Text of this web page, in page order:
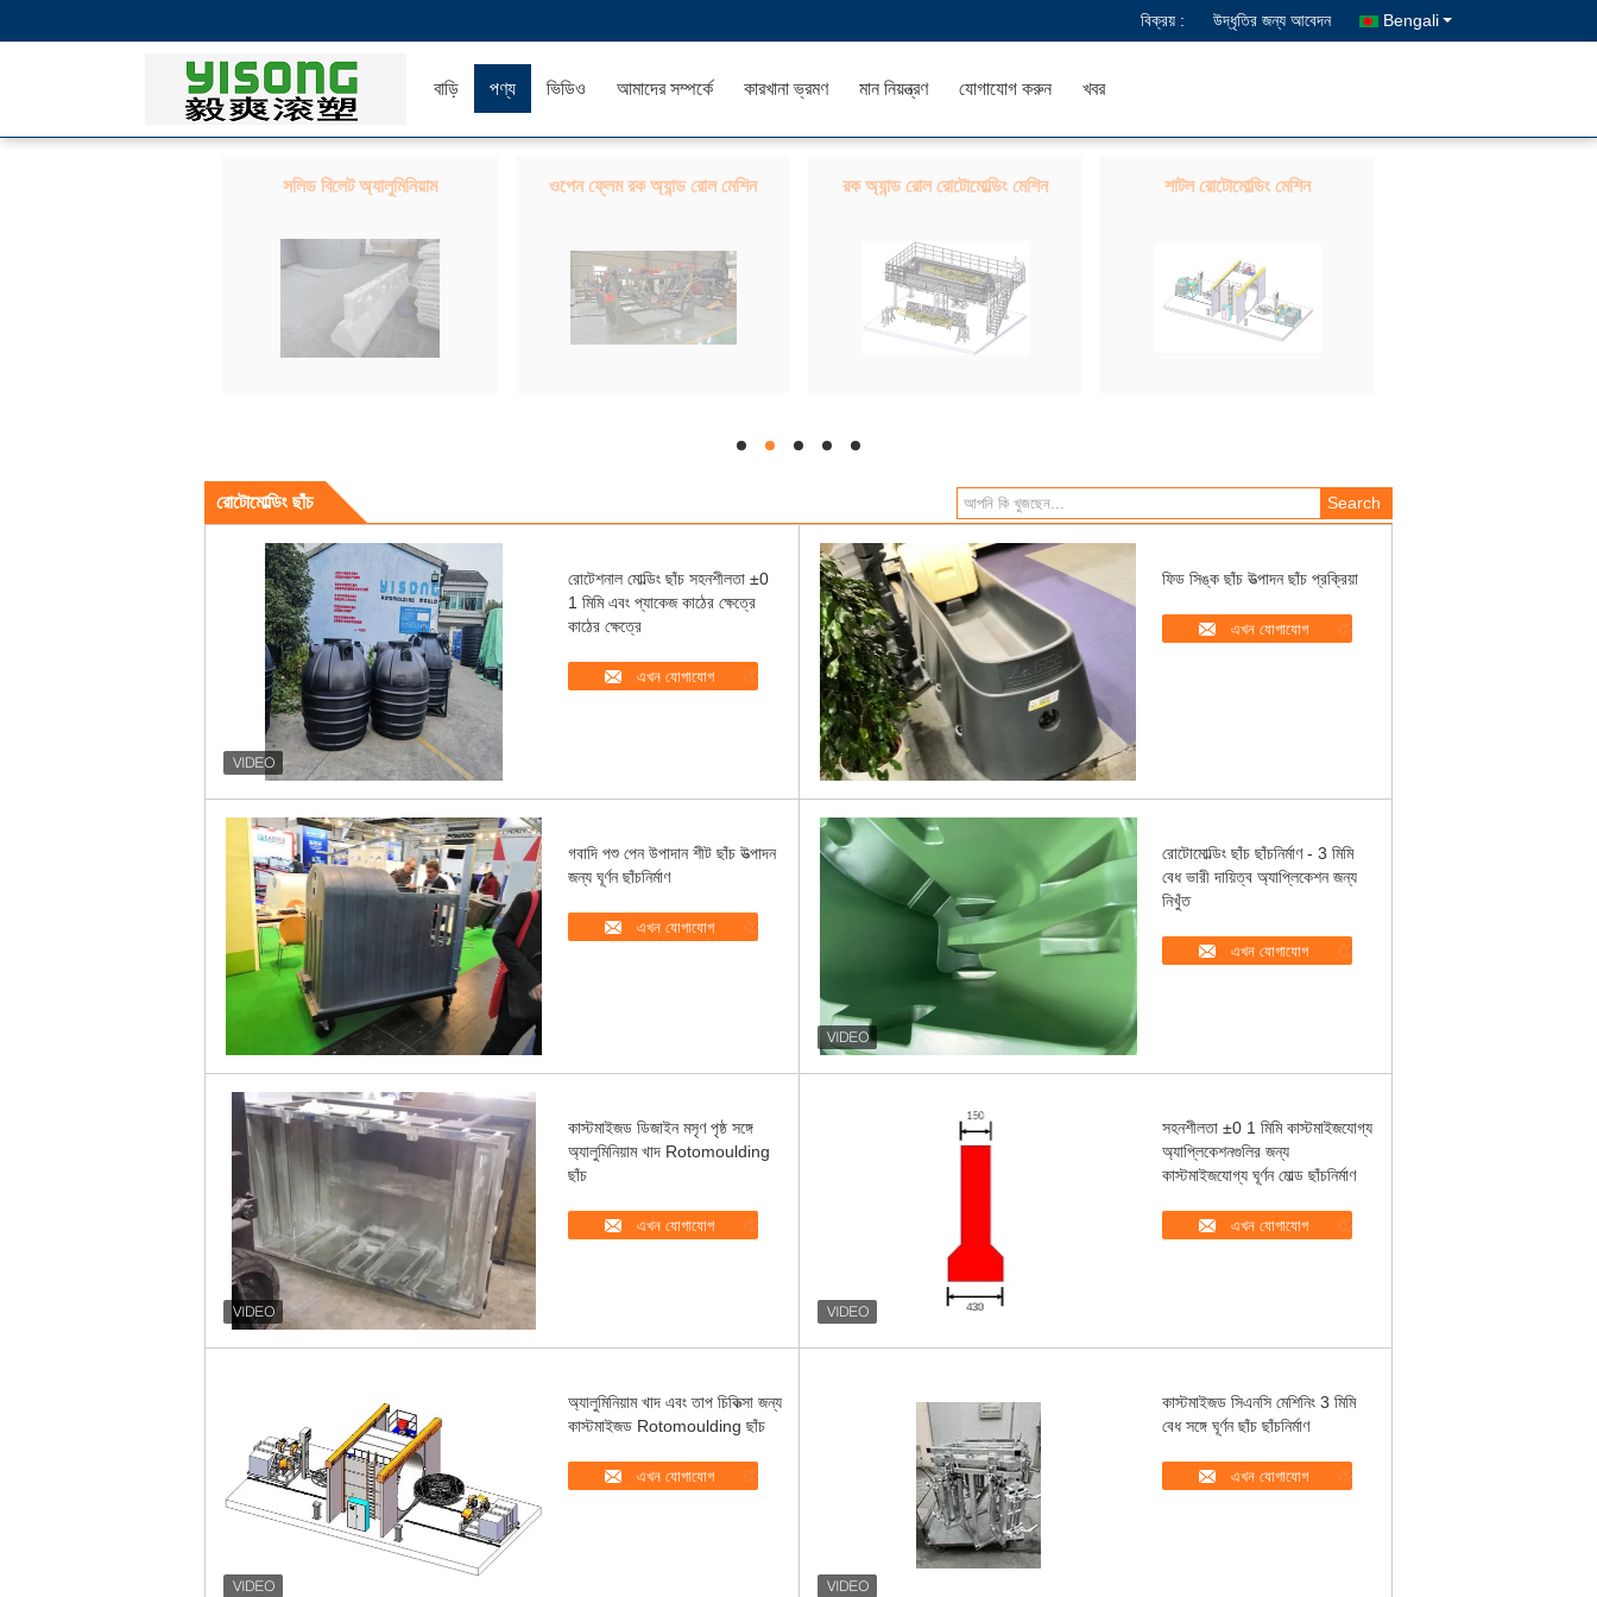
বিক্রয় : উদ্ধৃতির জন্য আবেদন Bengali
বাড়ি পণ্য ভিডিও আমাদের সম্পর্কে কারখানা ভ্রমণ মান নিয়ন্ত্রণ যোগাযোগ করুন খবর
সলিড বিলেট অ্যালুমিনিয়াম ওপেন ফ্লেম রক অ্যান্ড রোল মেশিন রক অ্যান্ড রোল রোটোমোল্ডিং মেশিন শাটল রোটোমোল্ডিং মেশিন
hd hd hd hd hd
রোটোমোল্ডিং ছাঁচ
রোটেশনাল মোল্ডিং ছাঁচ সহনশীলতা ±0
1 মিমি এবং প্যাকেজ কাঠের ক্ষেত্রে
কাঠের ক্ষেত্রে
এখন যোগাযোগ
ফিড সিঙ্ক ছাঁচ উত্পাদন ছাঁচ প্রক্রিয়া
এখন যোগাযোগ
গবাদি পশু পেন উপাদান শীট ছাঁচ উত্পাদন
জন্য ঘূর্ণন ছাঁচনির্মাণ
এখন যোগাযোগ
রোটোমোল্ডিং ছাঁচ ছাঁচনির্মাণ - 3 মিমি
বেধ ভারী দায়িত্ব অ্যাপ্লিকেশন জন্য
নিখুঁত
এখন যোগাযোগ
কাস্টমাইজড ডিজাইন মসৃণ পৃষ্ঠ সঙ্গে
অ্যালুমিনিয়াম খাদ Rotomoulding
ছাঁচ
এখন যোগাযোগ
সহনশীলতা ±0 1 মিমি কাস্টমাইজযোগ্য
অ্যাপ্লিকেশনগুলির জন্য
কাস্টমাইজযোগ্য ঘূর্ণন মোল্ড ছাঁচনির্মাণ
এখন যোগাযোগ
অ্যালুমিনিয়াম খাদ এবং তাপ চিকিত্সা জন্য
কাস্টমাইজড Rotomoulding ছাঁচ
এখন যোগাযোগ
কাস্টমাইজড সিএনসি মেশিনিং 3 মিমি
বেধ সঙ্গে ঘূর্ণন ছাঁচ ছাঁচনির্মাণ
এখন যোগাযোগ